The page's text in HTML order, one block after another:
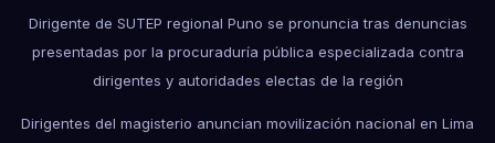
Dirigente de SUTEP regional Puno se pronuncia tras denuncias
presentadas por la procuraduría pública especializada contra
dirigentes y autoridades electas de la región
Dirigentes del magisterio anuncian movilización nacional en Lima